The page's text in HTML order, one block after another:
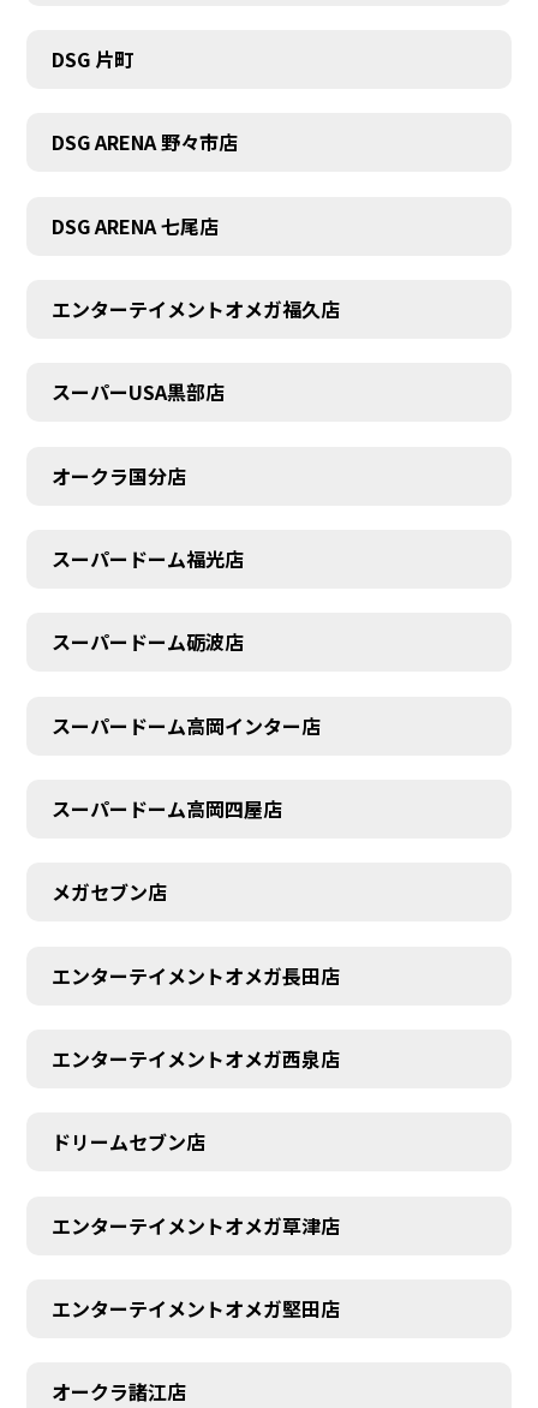
DSG 片町
DSG ARENA 野々市店
DSG ARENA 七尾店
エンターテイメントオメガ福久店
スーパーUSA黒部店
オークラ国分店
スーパードーム福光店
スーパードーム砺波店
スーパードーム高岡インター店
スーパードーム高岡四屋店
メガセブン店
エンターテイメントオメガ長田店
エンターテイメントオメガ西泉店
ドリームセブン店
エンターテイメントオメガ草津店
エンターテイメントオメガ堅田店
オークラ諸江店